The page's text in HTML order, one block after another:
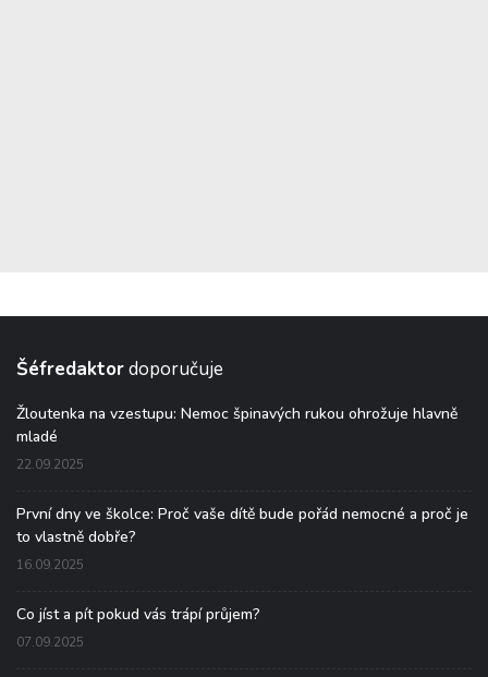
Šéfredaktordoporučuje
Žloutenka na vzestupu: Nemoc špinavých rukou ohrožuje hlavně
mladé
22.09.2025
První dny ve školce: Proč vaše dítě bude pořád nemocné a proč je
to vlastně dobře?
16.09.2025
Co jíst a pít pokud vás trápí průjem?
07.09.2025